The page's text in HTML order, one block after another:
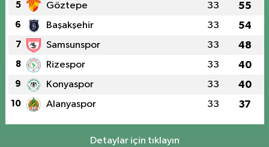
5 Göztepe 33 55
6 Başakşehir 33 54
7 Samsunspor 33 48
8 Rizespor 33 40
9 Konyaspor 33 40
10 Alanyaspor 33 37
Detaylar için tıklayın